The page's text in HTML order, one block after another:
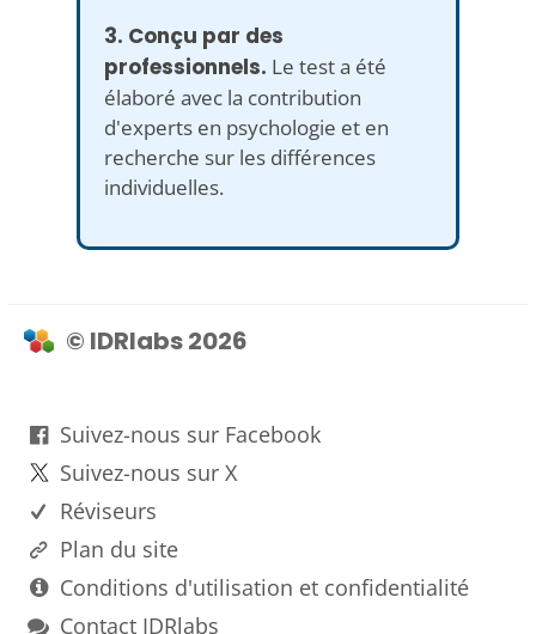
3. Conçu par des
professionnels. Le test a été
élaboré avec la contribution
d'experts en psychologie et en
recherche sur les différences
individuelles.
© IDRlabs 2026
Suivez-nous sur Facebook
Suivez-nous sur X
Réviseurs
Plan du site
Conditions d'utilisation et confidentialité
Contact IDRlabs